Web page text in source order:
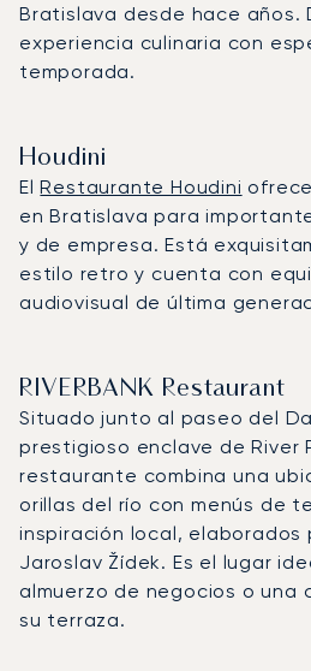
Bratislava desde hace años.
experiencia culinaria con
temporada.
Houdini
ElRestaurante Houdini
en Bratislava para
y de empresa. Está
estilo retro y cuenta con
audiovisual de última
RIVERBANK Restaurant
Situado junto al paseo del
prestigioso enclave de River
restaurante combina una
orillas del río con menús de
inspiración local,
Jaroslav Žídek. Es el lugar
almuerzo de negocios o una
su terraza.